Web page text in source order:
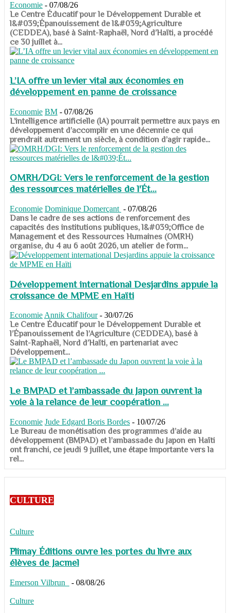
Economie - 07/08/26
​​​​​​​Le Centre Éducatif pour le Développement Durable et
l&#039;Épanouissement de l&#039;Agriculture
(CEDDEA), basé à Saint-Raphaël, Nord d’Haïti, a procédé
ce 30 juillet à...
L’IA offre un levier vital aux économies en
développement en panne de croissance
Economie BM - 07/08/26
​​​​​​​L’intelligence artificielle (IA) pourrait permettre aux pays en
développement d’accomplir en une décennie ce qui
prendrait autrement un siècle, à condition d’agir rapide...
OMRH/DGI: Vers le renforcement de la gestion
des ressources matérielles de l'Ét...
Economie Dominique Domerçant - 07/08/26
Dans le cadre de ses actions de renforcement des
capacités des institutions publiques, l&#039;Office de
Management et des Ressources Humaines (OMRH)
organise, du 4 au 6 août 2026, un atelier de form...
Développement international Desjardins appuie la
croissance de MPME en Haïti
Economie Annik Chalifour - 30/07/26
​​​​​​​Le Centre Éducatif pour le Développement Durable et
l’Épanouissement de l’Agriculture (CEDDEA), basé à
Saint-Raphaël, Nord d’Haïti, en partenariat avec
Développement...
Le BMPAD et l’ambassade du Japon ouvrent la
voie à la relance de leur coopération ...
Economie Jude Edgard Boris Bordes - 10/07/26
​​​​​​​Le Bureau de monétisation des programmes d’aide au
développement (BMPAD) et l’ambassade du Japon en Haïti
ont franchi, ce jeudi 9 juillet, une étape importante vers la
rel...
CULTURE
Culture
Plimay Éditions ouvre les portes du livre aux
élèves de Jacmel
Emerson Vilbrun - 08/08/26
Culture